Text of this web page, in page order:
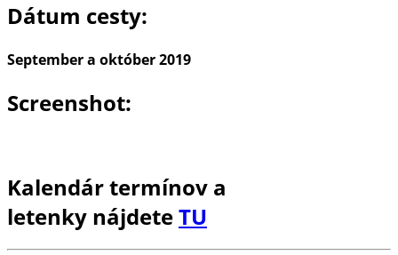
Dátum cesty:
September a október 2019
Screenshot:
Kalendár termínov a
letenky nájdeteTU